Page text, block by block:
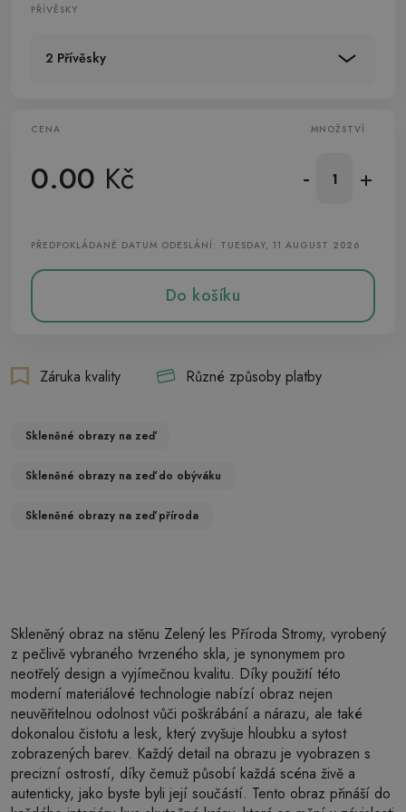
PŘÍVĚSKY
2 Přívěsky
CENA
0.00 Kč
MNOŽSTVÍ
- +
PŘEDPOKLÁDANÉ DATUM ODESLÁNÍ: TUESDAY, 11 AUGUST 2026
Do košíku
Záruka kvality Různé způsoby platby
Skleněné obrazy na zeď
Skleněné obrazy na zeď do obýváku
Skleněné obrazy na zeď příroda
Skleněný obraz na stěnu Zelený les Příroda Stromy, vyrobený
z pečlivě vybraného tvrzeného skla, je synonymem pro
neotřelý design a vyjímečnou kvalitu. Díky použití této
moderní materiálové technologie nabízí obraz nejen
neuvěřitelnou odolnost vůči poškrábání a nárazu, ale také
dokonalou čistotu a lesk, který zvyšuje hloubku a sytost
zobrazených barev. Každý detail na obrazu je vyobrazen s
precizní ostrostí, díky čemuž působí každá scéna živě a
autenticky, jako byste byli její součástí. Tento obraz přináší do